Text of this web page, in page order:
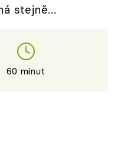
stejně…
60 minut